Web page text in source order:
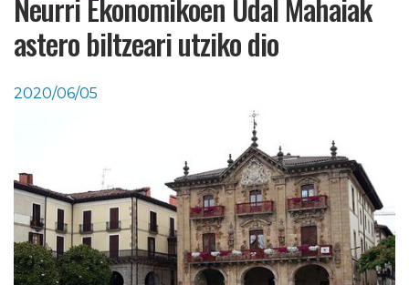
astero biltzeari utziko dio
2020/06/05